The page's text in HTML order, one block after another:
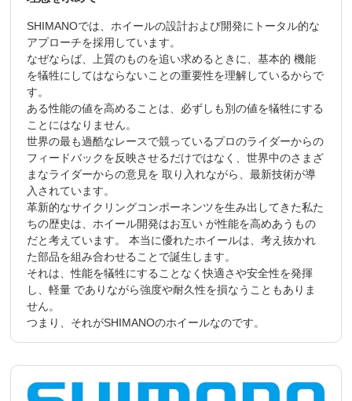
SHIMANOでは、ホイールの設計および開発にトータル的な
アプローチを採用しています。
なぜならば、上質のものを追い求めるときに、基本的 機能
を犠牲にしてはならないことの重要性を理解しているからで
す。
ある性能の値を高めることは、必ずしも別の値を犠牲にする
ことにはなりません。
世界の最も過酷なレースで競っているプロのライダーからの
フィードバックを反映させるだけではなく、世界中のさまざ
まなライダーからの意見を 取り入れながら、最新技術が導
入されています。
革新的なサイクリングコンポーネンツを生み出してきた私た
ちの歴史は、ホイール開発はお互い が性能を高めあうもの
だと考えています。 本当に優れたホイールは、考え抜かれ
た部品を組み合わせることで誕生します。
それは、性能を犠牲にすることなく快適さや安全性を発揮
し、軽量 でありながら強度や耐久性を損なうこともありま
せん。
つまり、それがSHIMANOのホイールなのです。